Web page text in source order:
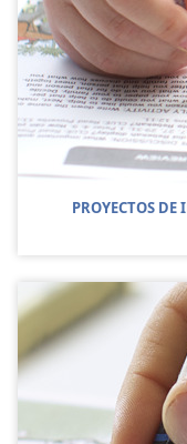
PROYECTOS